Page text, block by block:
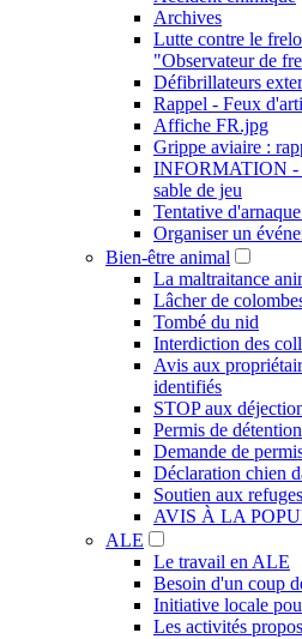
Archives
Lutte contre le
"Observateur de
Défibrillateurs
Rappel - Feux
Affiche FR.jpg
Grippe aviaire :
INFORMATION -
sable de jeu
Tentative
Organiser un
Bien-être animal
La maltraitance
Lâcher de
Tombé du nid
Interdiction des
Avis aux
identifiés
STOP aux
Permis de
Demande de
Déclaration chien
Soutien aux refuges
AVIS À LA
ALE
Le travail en ALE
Besoin d'un coup
Initiative locale
Les activités